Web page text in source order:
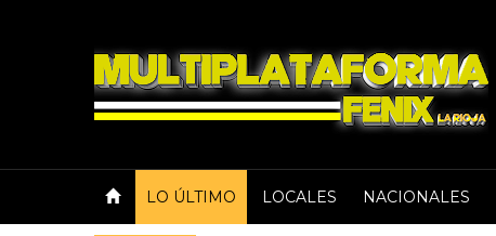
LO ÚLTIMO LOCALES NACIONALES